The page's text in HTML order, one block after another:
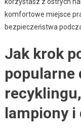
komfortowe miejsce
bezpieczeństwa
Jak krok
popularne
lampiony i